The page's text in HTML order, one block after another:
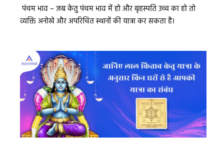
पंचम भाव – जब केतु पंचम भाव में हो और बृहस्पति उच्च का हो तो
व्यक्ति अनोखे और अपरिचित स्थानों की यात्रा कर सकता है।